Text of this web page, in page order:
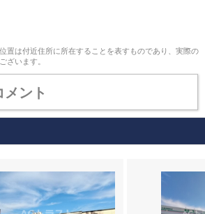
置は付近住所に所在することを表すものであり、実際の
ざいます。
ント